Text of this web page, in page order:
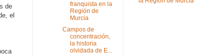
de
el
franquista en la
Región de
Murcia
Campos de
concentración,
la historia
olvidada de E...